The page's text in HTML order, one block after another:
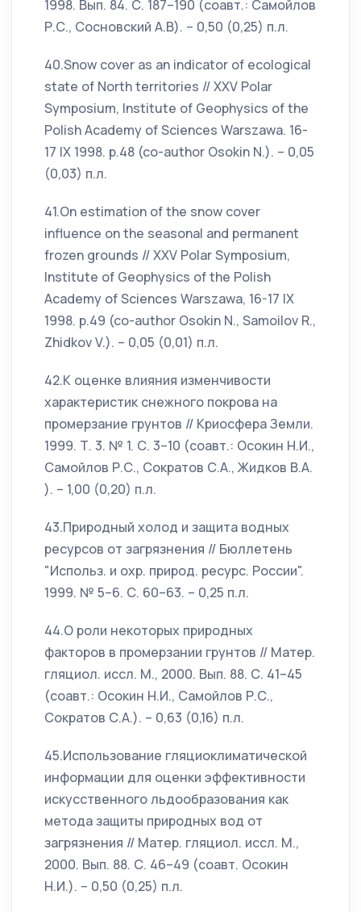
1998. Вып. 84. С. 187–190 (соавт.: Самойлов
Р.С., Сосновский А.В). – 0,50 (0,25) п.л.
40.Snow cover as an indicator of ecological
state of North territories // XXV Polar
Symposium, Institute of Geophysics of the
Polish Academy of Sciences Warszawa. 16-
17 IX 1998. p.48 (co-author Osokin N.). – 0,05
(0,03) п.л.
41.On estimation of the snow cover
influence on the seasonal and permanent
frozen grounds // XXV Polar Symposium,
Institute of Geophysics of the Polish
Academy of Sciences Warszawa, 16-17 IX
1998. p.49 (co-author Osokin N., Samoilov R.,
Zhidkov V.). – 0,05 (0,01) п.л.
42.К оценке влияния изменчивости
характеристик снежного покрова на
промерзание грунтов // Криосфера Земли.
1999. Т. 3. № 1. С. 3–10 (соавт.: Осокин Н.И.,
Самойлов Р.С., Сократов С.А., Жидков В.А.
). – 1,00 (0,20) п.л.
43.Природный холод и защита водных
ресурсов от загрязнения // Бюллетень
"Использ. и охр. природ. ресурс. России".
1999. № 5–6. С. 60–63. – 0,25 п.л.
44.О роли некоторых природных
факторов в промерзании грунтов // Матер.
гляциол. иссл. М., 2000. Вып. 88. С. 41–45
(соавт.: Осокин Н.И., Самойлов Р.С.,
Сократов С.А.). – 0,63 (0,16) п.л.
45.Использование гляциоклиматической
информации для оценки эффективности
искусственного льдообразования как
метода защиты природных вод от
загрязнения // Матер. гляциол. иссл. М.,
2000. Вып. 88. С. 46–49 (соавт. Осокин
Н.И.). – 0,50 (0,25) п.л.